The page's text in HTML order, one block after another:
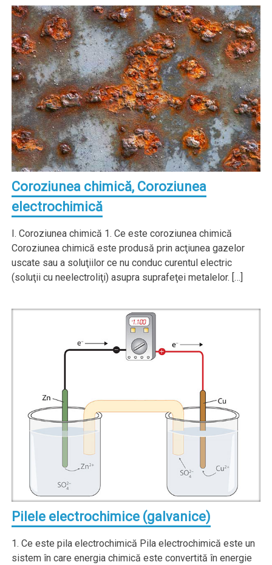
Coroziunea chimică, Coroziunea
electrochimică
I. Coroziunea chimică 1. Ce este coroziunea chimică
Coroziunea chimică este produsă prin acţiunea gazelor
uscate sau a soluţiilor ce nu conduc curentul electric
(soluţii cu neelectroliţi) asupra suprafeţei metalelor. […]
Pilele electrochimice (galvanice)
1. Ce este pila electrochimică Pila electrochimică este un
sistem în care energia chimică este convertită în energie